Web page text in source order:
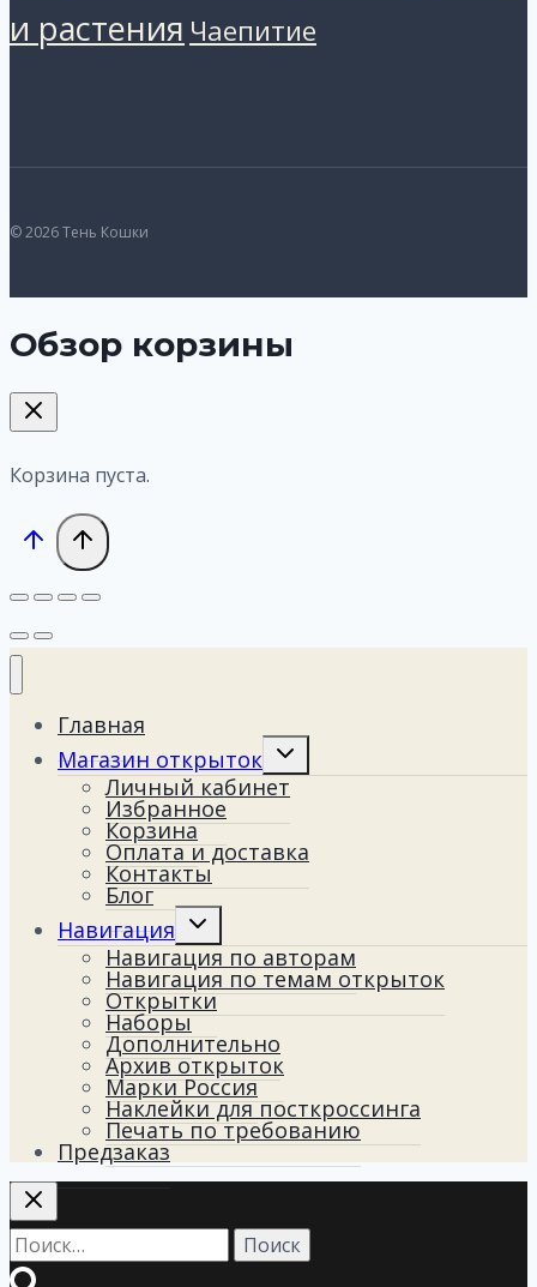
и растения Чаепитие
© 2026 Тень Кошки
Обзор корзины
Корзина пуста.
Главная
Магазин открыток
Переключить
дочернее
меню
Личный кабинет
Избранное
Корзина
Оплата и доставка
Контакты
Блог
Навигация
Переключить
дочернее
меню
Навигация по авторам
Навигация по темам открыток
Открытки
Наборы
Дополнительно
Архив открыток
Марки Россия
Наклейки для посткроссинга
Печать по требованию
Предзаказ
Найти: